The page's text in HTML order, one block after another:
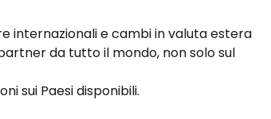
internazionali e cambi in valuta estera
da tutto il mondo, non solo sul
sui Paesi disponibili.